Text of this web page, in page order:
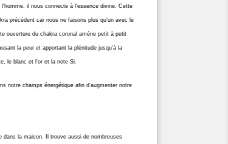
il nous connecte à l'essence divine. Cette
précédent car nous ne faisons plus qu'un avec le
ouverture du chakra coronal amène petit à petit
la peur et apportant la plénitude jusqu'à la
le blanc et l'or et la note Si.
notre champs énergétique afin d’augmenter notre
dans la maison. Il trouve aussi de nombreuses